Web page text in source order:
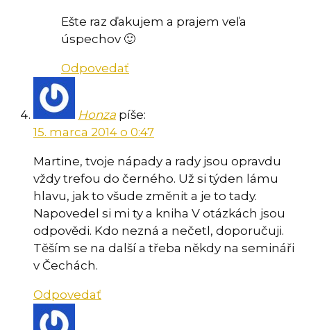
Ešte raz ďakujem a prajem veľa
úspechov 🙂
Odpovedať
Honza píše:
15. marca 2014 o 0:47
Martine, tvoje nápady a rady jsou opravdu
vždy trefou do černého. Už si týden lámu
hlavu, jak to všude změnit a je to tady.
Napovedel si mi ty a kniha V otázkách jsou
odpovědi. Kdo nezná a nečetl, doporučuji.
Těším se na další a třeba někdy na semináři
v Čechách.
Odpovedať